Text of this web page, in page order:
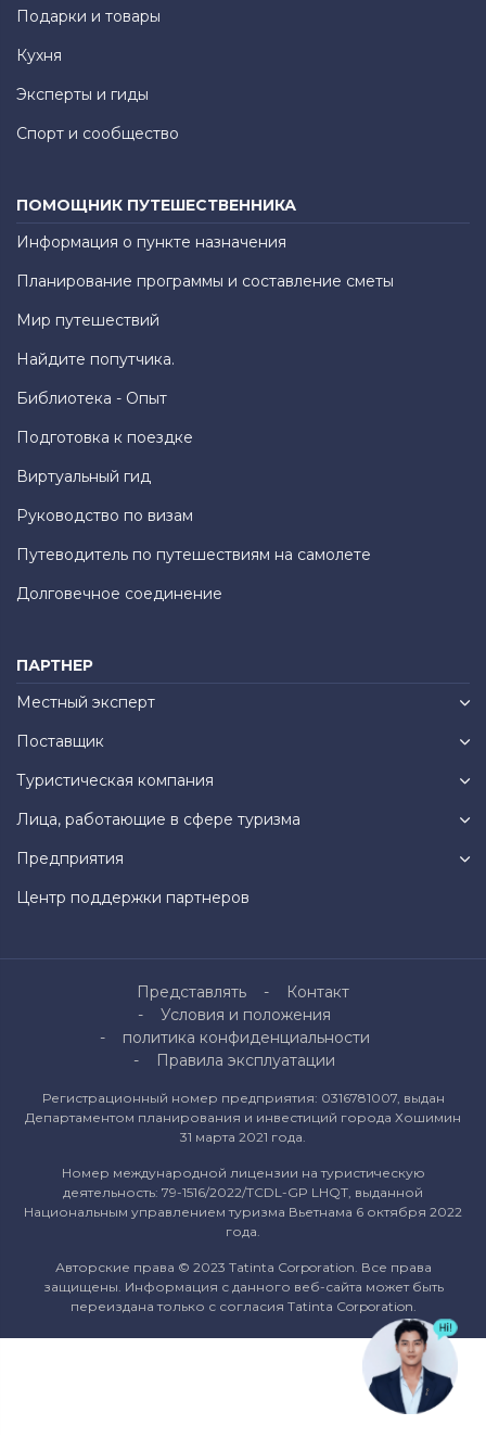
Подарки и товары
Кухня
Эксперты и гиды
Спорт и сообщество
ПОМОЩНИК ПУТЕШЕСТВЕННИКА
Информация о пункте назначения
Планирование программы и составление сметы
Мир путешествий
Найдите попутчика.
Библиотека - Опыт
Подготовка к поездке
Виртуальный гид
Руководство по визам
Путеводитель по путешествиям на самолете
Долговечное соединение
ПАРТНЕР
Местный эксперт
Поставщик
Туристическая компания
Лица, работающие в сфере туризма
Предприятия
Центр поддержки партнеров
Представлять
Контакт
Условия и положения
политика конфиденциальности
Правила эксплуатации
Регистрационный номер предприятия: 0316781007, выдан
Департаментом планирования и инвестиций города Хошимин
31 марта 2021 года.
Номер международной лицензии на туристическую
деятельность: 79-1516/2022/TCDL-GP LHQT, выданной
Национальным управлением туризма Вьетнама 6 октября 2022
года.
Авторские права © 2023 Tatinta Corporation. Все права
защищены. Информация с данного веб-сайта может быть
переиздана только с согласия Tatinta Corporation.